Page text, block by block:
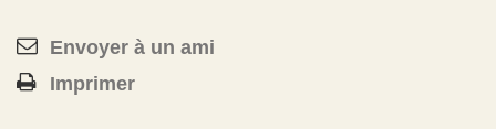
Envoyer à un ami
Imprimer